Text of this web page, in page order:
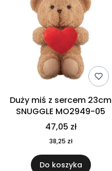
Duży miś z sercem 23cm
SNUGGLE MO2949-05
47,05 zł
38,25 zł
Do koszyka